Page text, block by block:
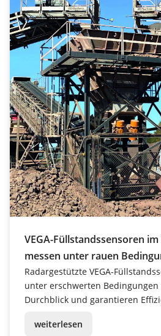
VEGA-Füllstandssensoren
messen unter rauen
Radar
Radargestützte VEGA-
unter erschwerten
Durchblick und garantieren
weiterlesen